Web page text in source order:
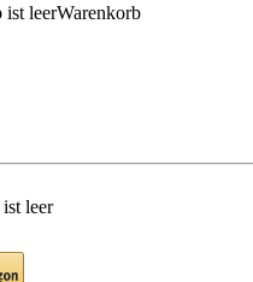
ist leerWarenkorb
leer